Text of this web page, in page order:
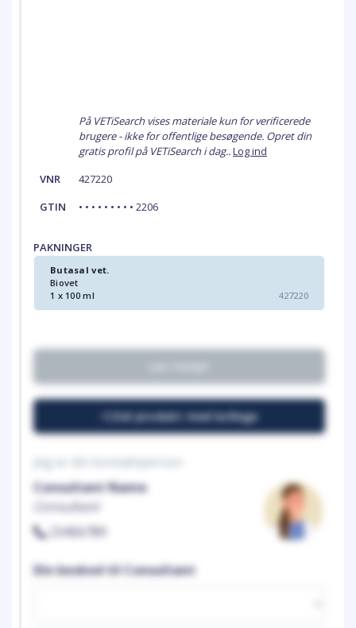
På VETiSearch vises materiale kun for verificerede
brugere - ikke for offentlige besøgende. Opret din
gratis profil på VETiSearch i dag..Log ind
VNR
427220
GTIN
• • • • • • • • • 2206
PAKNINGER
Butasal vet.
Biovet
1 x 100 ml
427220
Del produkt med kollega
Jeg er din kontaktperson
Consultant Name
Consultant
23456789
Din besked til Consultant